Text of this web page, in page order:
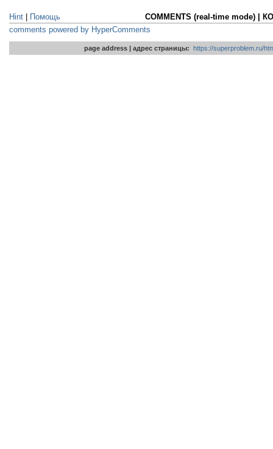
COMMENTS (real-time mode) |
Hint
Помощь
comments powered by HyperComments
page address | адрес страницы: https://superproblem.ru/